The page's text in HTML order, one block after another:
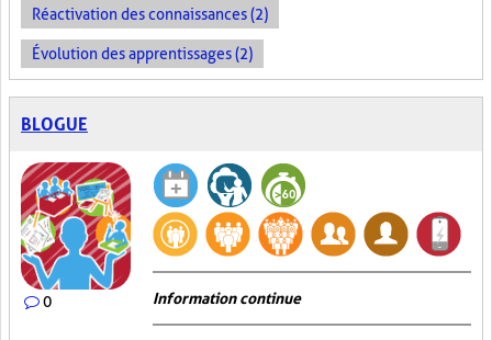
Réactivation des connaissances (2)
Évolution des apprentissages (2)
BLOGUE
0 Information continue